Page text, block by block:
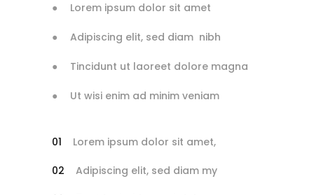
Lorem ipsum dolor sit amet
Adipiscing elit, sed diam nibh
Tincidunt ut laoreet dolore magna
Ut wisi enim ad minim veniam
Lorem ipsum dolor sit amet,
Adipiscing elit, sed diam my